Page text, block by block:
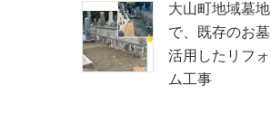
大山町地域墓地
で、既存のお
活用したリフ
ム工事